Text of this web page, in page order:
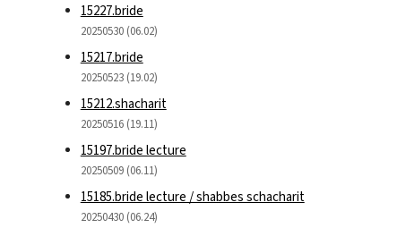
15227.bride
20250530 (06.02)
15217.bride
20250523 (19.02)
15212.shacharit
20250516 (19.11)
15197.bride lecture
20250509 (06.11)
15185.bride lecture / shabbes schacharit
20250430 (06.24)